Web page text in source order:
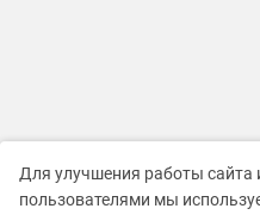
Для улучшения работы сайта
пользователями мы